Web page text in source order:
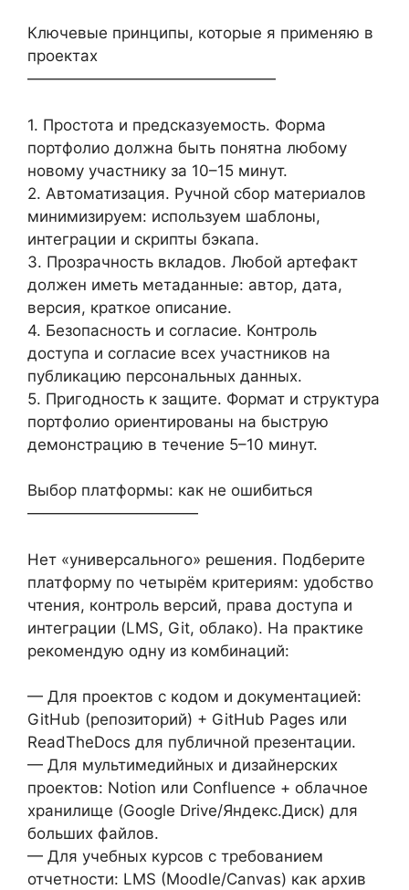
Ключевые принципы, которые я применяю в
проектах
————————————————
1. Простота и предсказуемость. Форма
портфолио должна быть понятна любому
новому участнику за 10–15 минут.
2. Автоматизация. Ручной сбор материалов
минимизируем: используем шаблоны,
интеграции и скрипты бэкапа.
3. Прозрачность вкладов. Любой артефакт
должен иметь метаданные: автор, дата,
версия, краткое описание.
4. Безопасность и согласие. Контроль
доступа и согласие всех участников на
публикацию персональных данных.
5. Пригодность к защите. Формат и структура
портфолио ориентированы на быструю
демонстрацию в течение 5–10 минут.
Выбор платформы: как не ошибиться
———————————
Нет «универсального» решения. Подберите
платформу по четырём критериям: удобство
чтения, контроль версий, права доступа и
интеграции (LMS, Git, облако). На практике
рекомендую одну из комбинаций:
— Для проектов с кодом и документацией:
GitHub (репозиторий) + GitHub Pages или
ReadTheDocs для публичной презентации.
— Для мультимедийных и дизайнерских
проектов: Notion или Confluence + облачное
хранилище (Google Drive/Яндекс.Диск) для
больших файлов.
— Для учебных курсов с требованием
отчетности: LMS (Moodle/Canvas) как архив